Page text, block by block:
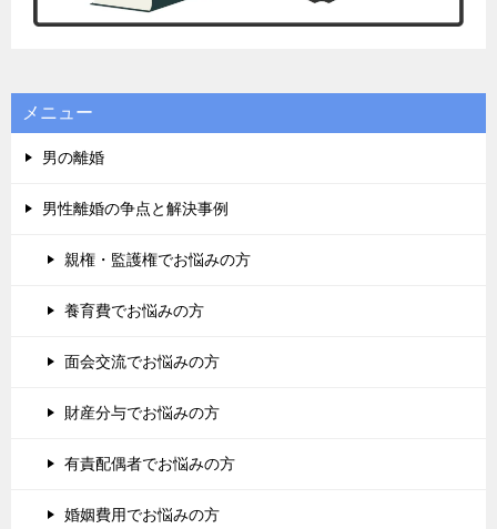
メニュー
男の離婚
男性離婚の争点と解決事例
親権・監護権でお悩みの方
養育費でお悩みの方
面会交流でお悩みの方
財産分与でお悩みの方
有責配偶者でお悩みの方
婚姻費用でお悩みの方